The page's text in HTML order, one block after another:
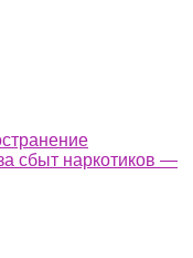
сбыт наркотиков —